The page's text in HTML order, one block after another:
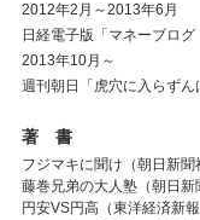
2012年2月～2013年6月
日経電子版「マネーブロ
2013年10月～
週刊朝日「虎穴に入らず
著 書
フジマキに聞け（朝日新聞
藤巻兄弟の大人塾（朝日新
円安VS円高（東洋経済新報